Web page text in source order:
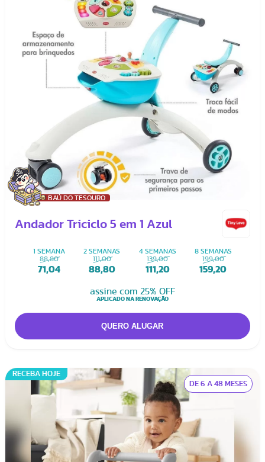
BAÚ DO TESOURO
Andador Triciclo 5 em 1 Azul
1 SEMANA
88,80
71,04
2 SEMANAS
111,00
88,80
4 SEMANAS
139,00
111,20
8 SEMANAS
199,00
159,20
assine com 25% OFF
APLICADO NA RENOVAÇÃO
RECEBA HOJE
DE 6 A 48 MESES